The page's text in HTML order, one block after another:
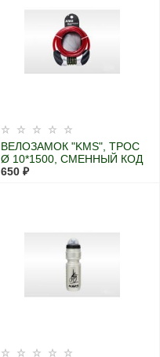
ВЕЛОЗАМОК "KMS", ТРОС
Ø 10*1500, СМЕННЫЙ КОД
С ПОДСВЕТКОЙ
650 ₽